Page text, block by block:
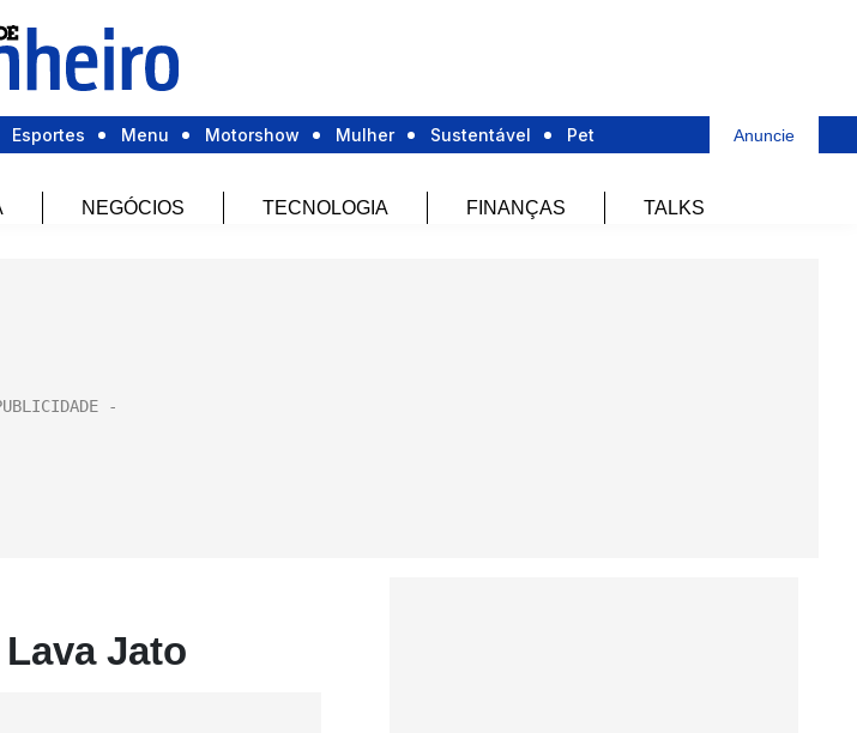
Esportes Menu Motorshow Mulher Sustentável Pet Anuncie
NEGÓCIOS TECNOLOGIA FINANÇAS TALKS
Jato